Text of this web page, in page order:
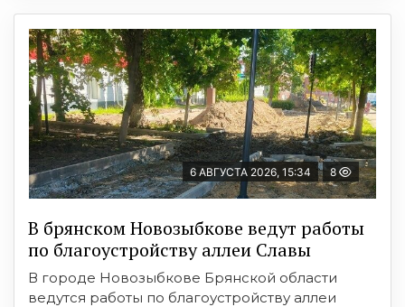
6 АВГУСТА 2026, 15:34 8
В брянском Новозыбкове ведут работы
по благоустройству аллеи Славы
В городе Новозыбкове Брянской области
ведутся работы по благоустройству аллеи